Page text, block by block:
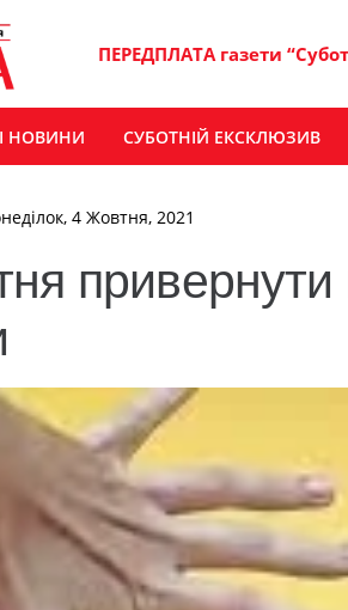
ПЕРЕДПЛАТА газети
НОВИНИ СУБОТНІЙ ЕКСКЛЮЗИВ
4 Жовтня, 2021
привернути